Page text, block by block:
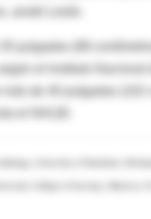
pulgadas (89
el Instituto
de 40 pulgadas
el NHLBI.